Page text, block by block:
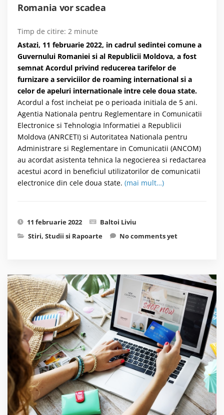
Romania vor scadea
Timp de citire: 2 minute
Astazi, 11 februarie 2022, in cadrul sedintei comune a
Guvernului Romaniei si al Republicii Moldova, a fost
semnat Acordul privind reducerea tarifelor de
furnizare a serviciilor de roaming international si a
celor de apeluri internationale intre cele doua state.
Acordul a fost incheiat pe o perioada initiala de 5 ani.
Agentia Nationala pentru Reglementare in Comunicatii
Electronice si Tehnologia Informatiei a Republicii
Moldova (ANRCETI) si Autoritatea Nationala pentru
Administrare si Reglementare in Comunicatii (ANCOM)
au acordat asistenta tehnica la negocierea si redactarea
acestui acord in beneficiul utilizatorilor de comunicatii
electronice din cele doua state. (mai mult…)
11 februarie 2022
Baltoi Liviu
Stiri, Studii si Rapoarte No comments yet